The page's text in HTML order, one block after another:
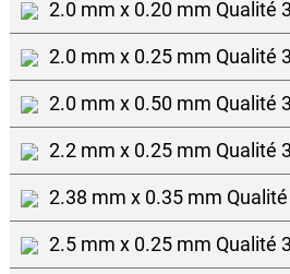
2.0 mm x 0.20 mm Qualité
2.0 mm x 0.25 mm Qualité
2.0 mm x 0.50 mm Qualité
2.2 mm x 0.25 mm Qualité
2.38 mm x 0.35 mm
2.5 mm x 0.25 mm Qualité